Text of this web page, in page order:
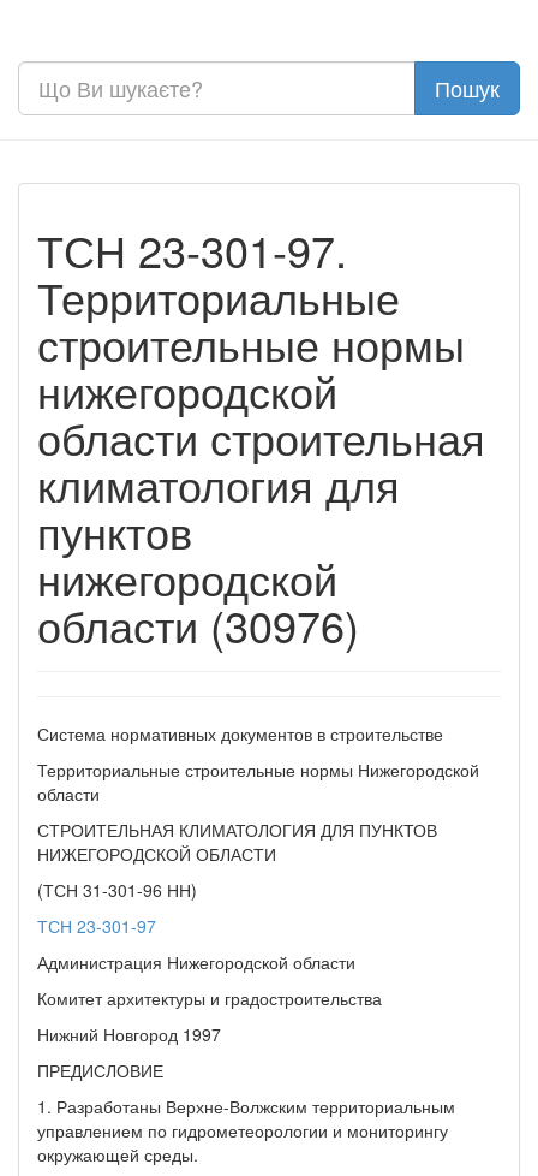
ТСН 23-301-97.
Территориальные
строительные нормы
нижегородской
области строительная
климатология для
пунктов
нижегородской
области (30976)
Система нормативных документов в строительстве
Территориальные строительные нормы Нижегородской
области
СТРОИТЕЛЬНАЯ КЛИМАТОЛОГИЯ ДЛЯ ПУНКТОВ
НИЖЕГОРОДСКОЙ ОБЛАСТИ
(ТСН 31-301-96 НН)
ТСН 23-301-97
Администрация Нижегородской области
Комитет архитектуры и градостроительства
Нижний Новгород 1997
ПРЕДИСЛОВИЕ
1. Разработаны Верхне-Волжским территориальным
управлением по гидрометеорологии и мониторингу
окружающей среды.